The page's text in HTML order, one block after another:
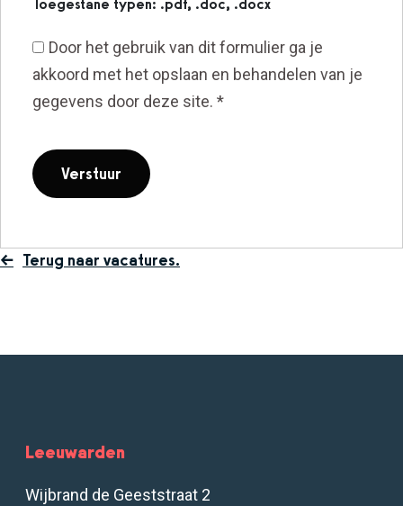
Toegestane typen: .pdf, .doc, .docx
Door het gebruik van dit formulier ga je
akkoord met het opslaan en behandelen van je
gegevens door deze site. *
Terug naar vacatures.
Leeuwarden
Wijbrand de Geeststraat 2